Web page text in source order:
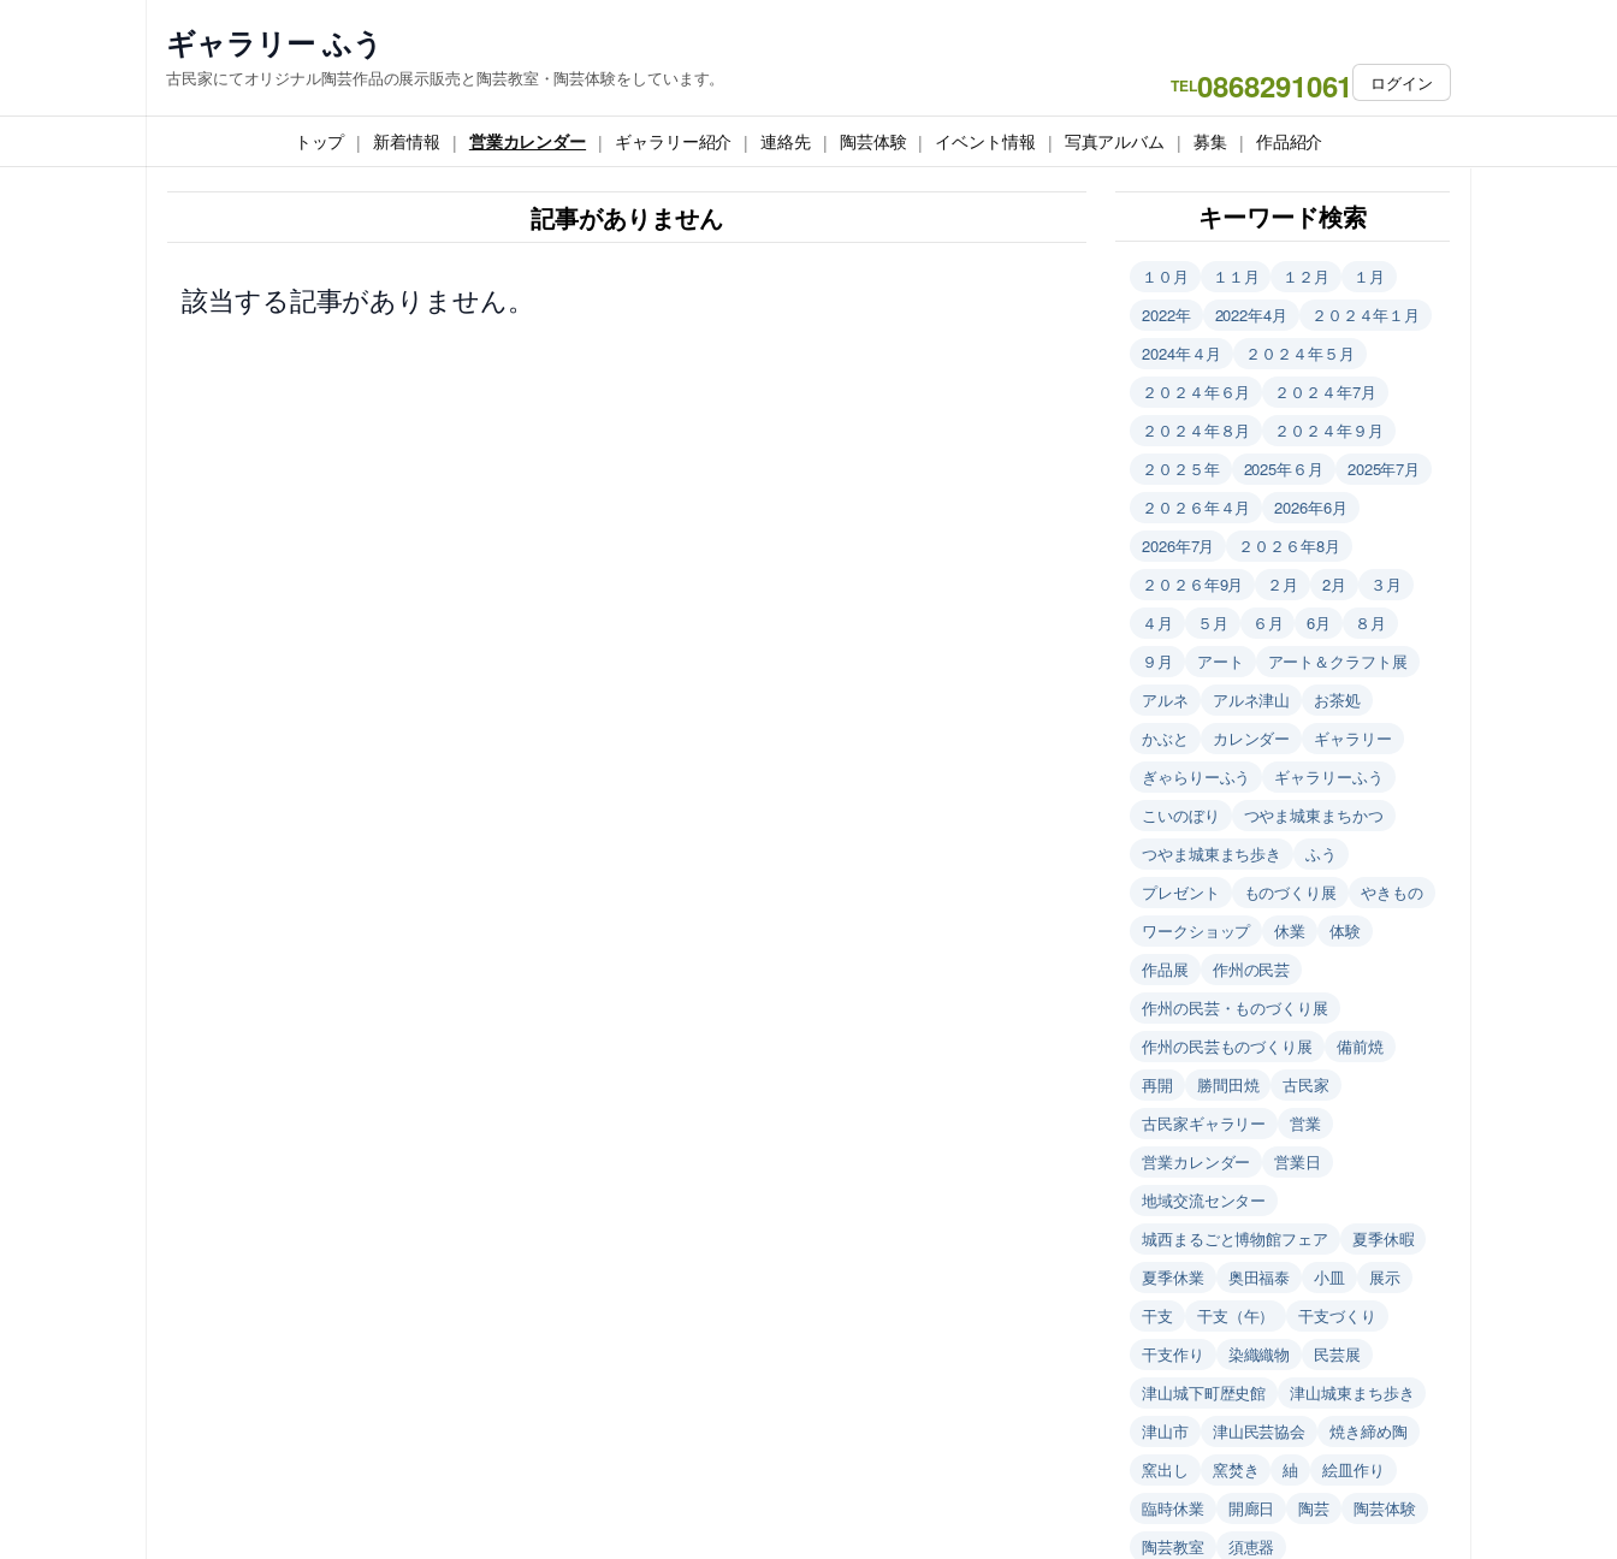
ス
キ
ギャラリー ふう
古民家にてオリジナル陶芸作品の展示販売と陶芸教室・陶芸体験をしています。 TEL0868291061 ログイン
トップ 新着情報 営業カレンダー ギャラリー紹介 連絡先 陶芸体験 イベント情報 写真アルバム 募集 作品紹介
記事がありません
該当する記事がありません。
キーワード検索
１０月 １１月 １２月
１月
2022年
2022年4月
２０２４年１月
2024年４月
２０２４年５月
２０２４年６月
２０２４年7月
２０２４年８月
２０２４年９月
２０２５年
2025年６月
2025年7月
２０２６年４月
2026年6月
2026年7月
２０２６年8月
２０２６年9月
２月 2月
３月
４月
５月 ６月 6月
８月
９月
アート
アート＆クラフト展
アルネ
アルネ津山
お茶処
かぶと
カレンダー
ギャラリー
ぎゃらりーふう
ギャラリーふう
こいのぼり
つやま城東まちかつ
つやま城東まち歩き
ふう
プレゼント
ものづくり展
やきもの
ワークショップ
休業
体験
作品展
作州の民芸
作州の民芸・ものづくり展
作州の民芸ものづくり展
備前焼
再開
勝間田焼
古民家
古民家ギャラリー
営業
営業カレンダー
営業日
地域交流センター
城西まるごと博物館フェア
夏季休暇
夏季休業
奥田福泰 小皿
展示
干支
干支（午）
干支づくり
干支作り
染織織物
民芸展
津山城下町歴史館
津山城東まち歩き
津山市
津山民芸協会
焼き締め陶
窯出し
窯焚き 紬
絵皿作り
臨時休業
開廊日 陶芸
陶芸体験
陶芸教室
須恵器